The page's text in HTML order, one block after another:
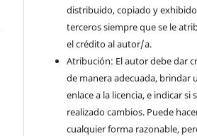
distribuido, copiado y
terceros siempre que se le
el crédito al autor/a.
Atribución: El autor debe dar
de manera adecuada, brindar
enlace a la licencia, e indicar si
realizado cambios. Puede
cualquier forma razonable,